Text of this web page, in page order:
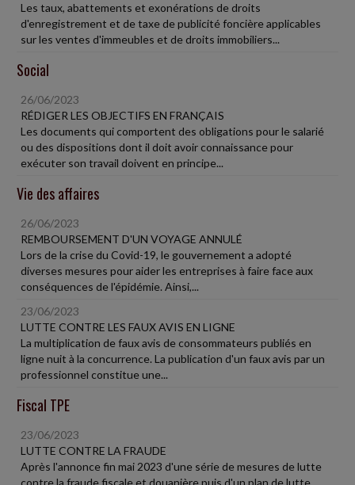
Les taux, abattements et exonérations de droits
d'enregistrement et de taxe de publicité foncière applicables
sur les ventes d'immeubles et de droits immobiliers...
Social
26/06/2023
RÉDIGER LES OBJECTIFS EN FRANÇAIS
Les documents qui comportent des obligations pour le salarié
ou des dispositions dont il doit avoir connaissance pour
exécuter son travail doivent en principe...
Vie des affaires
26/06/2023
REMBOURSEMENT D'UN VOYAGE ANNULÉ
Lors de la crise du Covid-19, le gouvernement a adopté
diverses mesures pour aider les entreprises à faire face aux
conséquences de l'épidémie. Ainsi,...
23/06/2023
LUTTE CONTRE LES FAUX AVIS EN LIGNE
La multiplication de faux avis de consommateurs publiés en
ligne nuit à la concurrence. La publication d'un faux avis par un
professionnel constitue une...
Fiscal TPE
23/06/2023
LUTTE CONTRE LA FRAUDE
Après l'annonce fin mai 2023 d'une série de mesures de lutte
contre la fraude fiscale et douanière puis d'un plan de lutte